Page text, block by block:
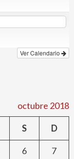
Ver Calendario
octubre 2018
S D
6
7